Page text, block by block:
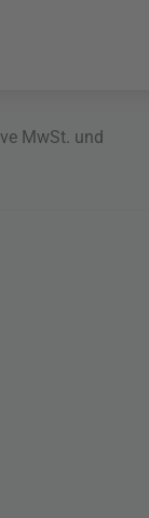
MwSt. und